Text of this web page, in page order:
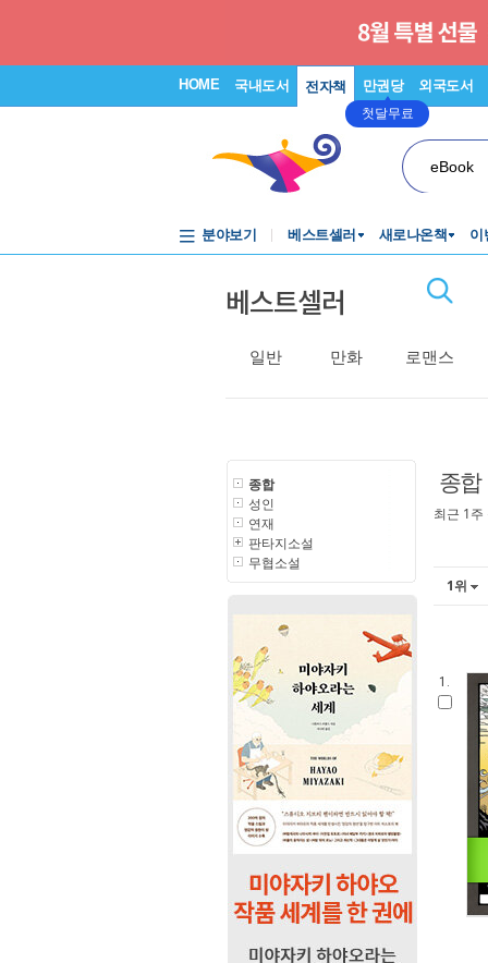
HOME 국내도서 전자책 만권당
첫달무료
외국도서
eBook
분야보기 베스트셀러 새로나온책 이
베스트셀러
일반 만화 로맨스
종합
성인
연재
판타지소설
무협소설
종합
최근 1
1위
1.